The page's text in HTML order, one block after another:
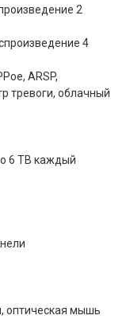
2
4
ARSP,
тревоги, облачный
6 ТВ каждый
оптическая мышь